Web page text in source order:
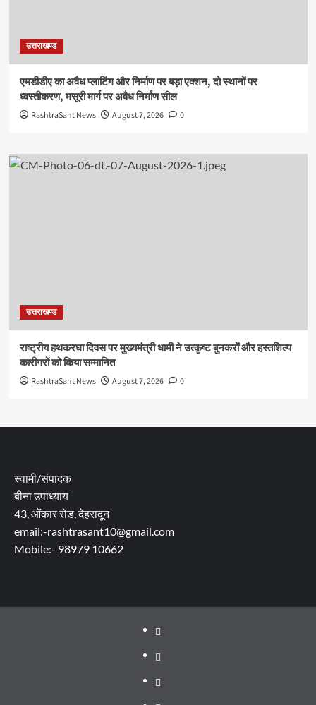
उत्तराखण्ड
एमडीडीए का अवैध प्लाटिंग और निर्माण पर बड़ा एक्शन, दो स्थानों पर
ध्वस्तीकरण, मसूरी मार्ग पर अवैध निर्माण सील
RashtraSant News August 7, 2026 0
उत्तराखण्ड
राष्ट्रीय हथकरघा दिवस पर मुख्यमंत्री धामी ने उत्कृष्ट बुनकरों और हस्तशिल्प
कारीगरों को किया सम्मानित
RashtraSant News August 7, 2026 0
स्वामी/संपादक
बीना उपाध्याय
43, ओंकार रोड, देहरादून
email:-rashtrasant10@gmail.com
Mobile:- 98979 10662
About
WEB
SERIES
TO
Dehradun